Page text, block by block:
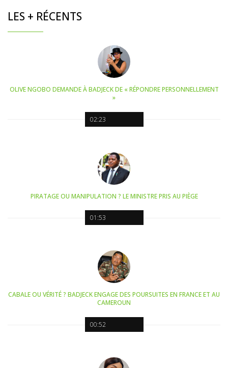
LES + RÉCENTS
02:23
OLIVE NGOBO DEMANDE À BADJECK DE « RÉPONDRE PERSONNELLEMENT
»
01:53
PIRATAGE OU MANIPULATION ? LE MINISTRE PRIS AU PIÈGE
00:52
CABALE OU VÉRITÉ ? BADJECK ENGAGE DES POURSUITES EN FRANCE ET AU
CAMEROUN